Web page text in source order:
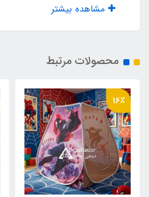
نوع اسکلت
فلزی فنری آسان تاشو با
ابریشم
مشاهده بیشتر
محصولات مرتبط
16٪